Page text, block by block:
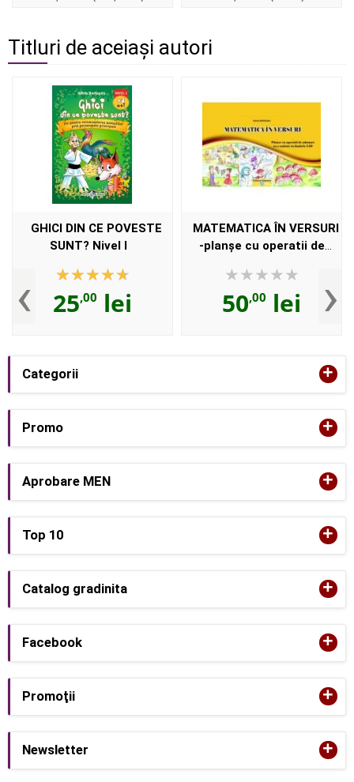
Categorii +
Promo +
Aprobare MEN +
Top 10 +
Catalog gradinita +
Facebook +
Titluri de aceiași autori
‹
GHICI DIN CE POVESTE
SUNT? Nivel I
25,00 lei
MATEMATICA ÎN VERSURI
-planşe cu operatii de
limitele 1-10
50,00 lei ›
Promoţii +
Newsletter +